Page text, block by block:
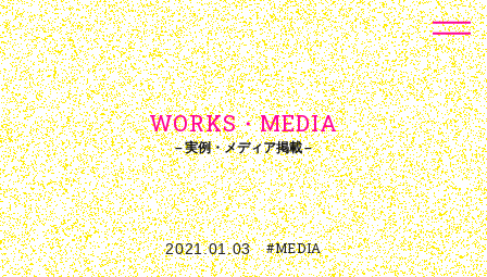
WORKS・MEDIA
実例・メディア掲載
2021.01.03 #MEDIA